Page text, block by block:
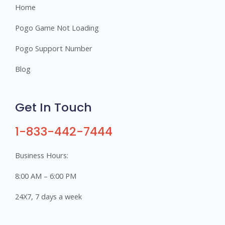
Home
Pogo Game Not Loading
Pogo Support Number
Blog
Get In Touch
1-833-442-7444
Business Hours:
8:00 AM – 6:00 PM
24X7, 7 days a week